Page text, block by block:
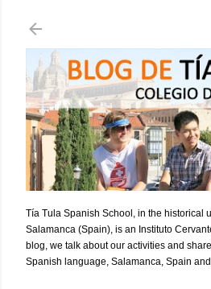
Tía Tula Spanish School, in the historical
Salamanca (Spain), is an Instituto
blog, we talk about our activities and
Spanish language, Salamanca, Spain